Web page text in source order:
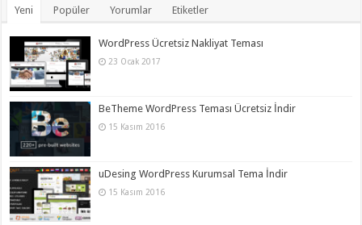
Yeni Popüler Yorumlar Etiketler
WordPress Ücretsiz Nakliyat Teması
23 Ocak 2017
BeTheme WordPress Teması Ücretsiz İndir
15 Kasım 2016
uDesing WordPress Kurumsal Tema İndir
15 Kasım 2016